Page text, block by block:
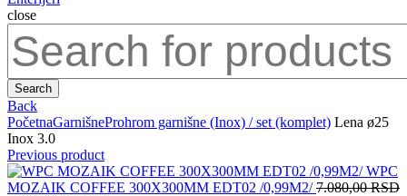
close
for:
Search
Back
PočetnaGarnišneProhrom garnišne (Inox) / set (komplet) Lena ø25
Inox 3.0
Previous product
WPC
MOZAIK COFFEE 300X300MM EDT02 /0,99M2/7.080,00RSD